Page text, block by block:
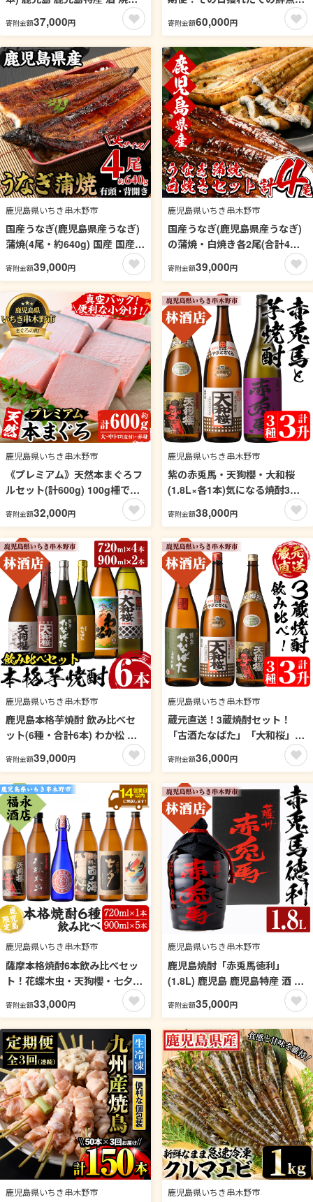
麦焼酎 貯蔵 白麹 麦 大麦 炭酸
割り ハイボール 常温【夢酒
店】【00-026-25】
寄附金額37,000円
活魚！漁協だからできる産地直
送の定期便【えびす市場】
【00-024-03-TK】
寄附金額60,000円
鹿児島県いちき串木野市
国産うなぎ(鹿児島県産うなぎ)
蒲焼(4尾・約640g) 国産 国産魚
九州産 鹿児島県産 魚 魚介 鰻
うなぎ ウナギ 蒲焼 蒲焼き 惣菜
冷凍【南竹鰻加工】【00-025-
17】
寄附金額39,000円
鹿児島県いちき串木野市
国産うなぎ(鹿児島県産うなぎ)
の蒲焼・白焼き各2尾(合計4
尾・計約620g、タレ付) 食べ比
べ 堪能 セット 国産 国産魚 九
州産 鹿児島県産 魚 魚介 鰻 う
なぎ ウナギ 蒲焼 蒲焼き 惣菜
冷凍【南竹鰻加工】【00-025-
11】
寄附金額39,000円
鹿児島県いちき串木野市
《プレミアム》天然本まぐろフ
ルセット(計600g) 100g柵でお
届け！肉厚のお刺身や海鮮丼
に！まぐろ 鮪 魚介 刺し身 刺身
さしみ 海鮮丼 本まぐろ 本マグ
ロ 小分け 便利 冷凍 新鮮【海鮮
まぐろ家】【00-041-14】
寄附金額32,000円
鹿児島県いちき串木野市
紫の赤兎馬・天狗櫻・大和桜
(1.8L×各1本)気になる焼酎3本
セット！鹿児島 鹿児島特産 酒
焼酎 芋焼酎 飲み比べ セット
【林酒店】【99-023-41】
寄附金額38,000円
鹿児島県いちき串木野市
鹿児島本格芋焼酎 飲み比べセ
ット(6種・合計6本) わか松 大
和桜 天狗櫻 大和桜紅芋 古酒た
なばた たなばた無濾過 720ml
900ml 四合瓶 五合瓶 25度 鹿児
島 鹿児島特産 酒 焼酎 芋焼酎
本格芋焼酎 セット 飲み比べ 晩
酌【林酒店】【99-023-38】
寄附金額39,000円
鹿児島県いちき串木野市
蔵元直送！3蔵焼酎セット！
「古酒たなばた」「大和桜」
「天狗櫻」(1800ml×各1本)豪
華3本飲み比べ！鹿児島 鹿児島
特産 酒 焼酎 芋焼酎 飲み比べ
セット 1.8L 一升瓶【林酒店】
【00-023-28】
寄附金額36,000円
鹿児島県いちき串木野市
薩摩本格焼酎6本飲み比べセッ
ト！花蝶木虫・天狗櫻・七夕・
黒七夕・西ノ海・紅椿(計6本・
720ml×1本/900ml×5本) 鹿児島
鹿児島特産 芋焼酎 黒麹 酒 お酒
アルコール 焼酎 お湯割り 水割
り ロック 常温 常温発送【福永
酒店】【00-043-11】
寄附金額33,000円
鹿児島県いちき串木野市
鹿児島焼酎「赤兎馬徳利」
(1.8L) 鹿児島 鹿児島特産 酒 焼
酎 芋焼酎 飲み比べ セット【林
酒店】【00-023-64】
寄附金額35,000円
鹿児島県いちき串木野市 鹿児島県いちき串木野市